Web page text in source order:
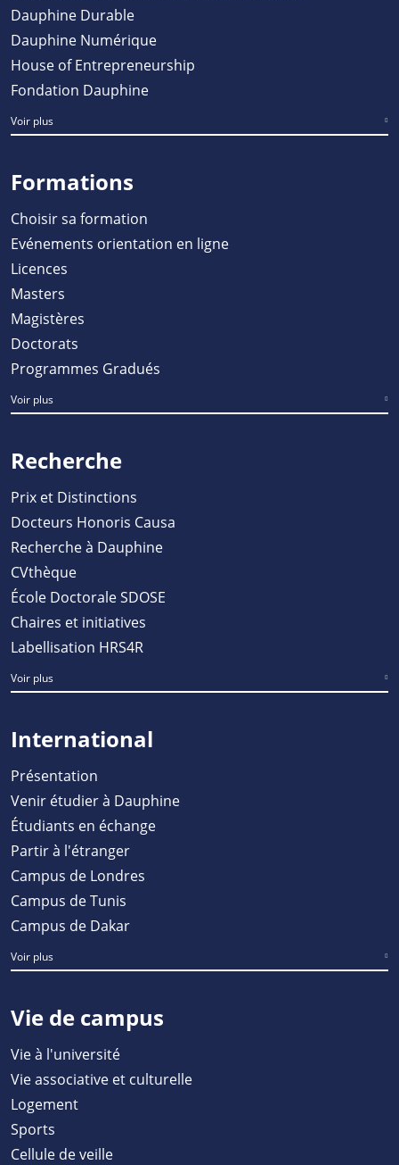
Dauphine Durable
Dauphine Numérique
House of Entrepreneurship
Fondation Dauphine
Voir plus
Formations
Choisir sa formation
Evénements orientation en ligne
Licences
Masters
Magistères
Doctorats
Programmes Gradués
Voir plus
Recherche
Prix et Distinctions
Docteurs Honoris Causa
Recherche à Dauphine
CVthèque
École Doctorale SDOSE
Chaires et initiatives
Labellisation HRS4R
Voir plus
International
Présentation
Venir étudier à Dauphine
Étudiants en échange
Partir à l'étranger
Campus de Londres
Campus de Tunis
Campus de Dakar
Voir plus
Vie de campus
Vie à l'université
Vie associative et culturelle
Logement
Sports
Cellule de veille